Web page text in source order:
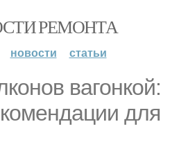
РЕМОНТА
новости статьи
вагонкой:
для